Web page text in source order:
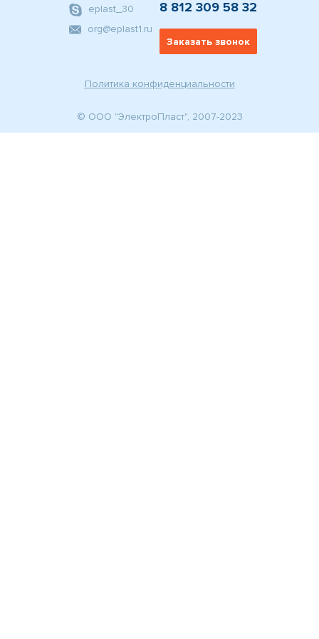
Политика конфиденциальности
eplast_30
org@eplast1.ru
8 812 309 58 32
Заказать звонок
© ООО "ЭлектроПласт", 2007-2023